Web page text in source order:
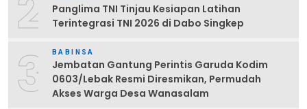
Panglima TNI Tinjau Kesiapan Latihan
Terintegrasi TNI 2026 di Dabo Singkep
3 BABINSA
Jembatan Gantung Perintis Garuda Kodim
0603/Lebak Resmi Diresmikan, Permudah
Akses Warga Desa Wanasalam